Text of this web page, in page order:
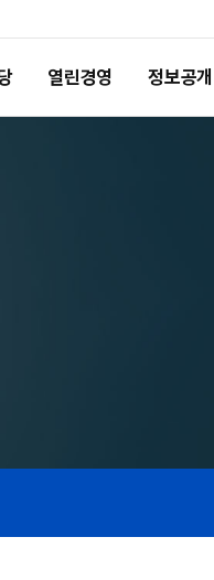
열린경영 정보공개